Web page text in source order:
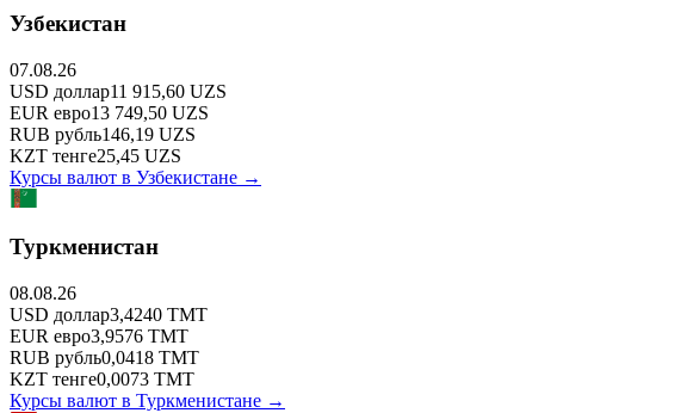
Узбекистан
07.08.26
USD доллар11 915,60 UZS
EUR евро13 749,50 UZS
RUB рубль146,19 UZS
KZT тенге25,45 UZS
Курсы валют в Узбекистане →
Туркменистан
08.08.26
USD доллар3,4240 TMT
EUR евро3,9576 TMT
RUB рубль0,0418 TMT
KZT тенге0,0073 TMT
Курсы валют в Туркменистане →